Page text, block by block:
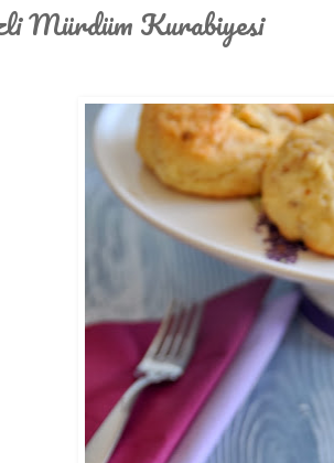
Mürdüm Kurabiyesi